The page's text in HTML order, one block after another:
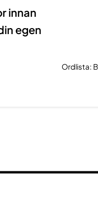
innan
egen
Ordlista: